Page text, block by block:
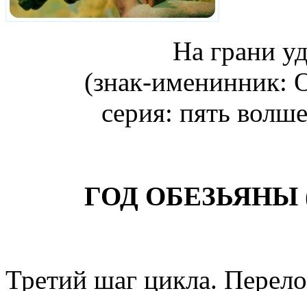
На грани
(знак-именинник:
серия: пять
ГОД ОБЕЗЬЯНЫ
Третий шаг цикла.